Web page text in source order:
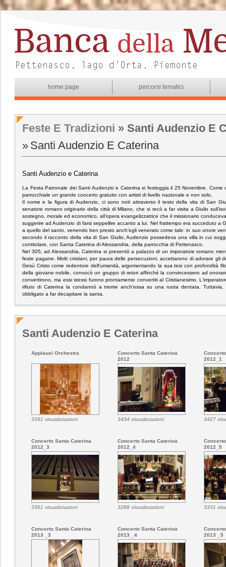
home page percorsi tematici
Feste E Tradizioni » Santi Audenzio E
Santi Audenzio E Caterina
Santi Audenzio e Caterina
La Festa Patronale dei Santi Audenzio e Caterina si festeggia il 25 Novembre.
parrocchiale un grande concerto gratuito con artisti di livello nazionale e non solo.
Il nome e la figura di Audenzio, ci sono noti attraverso il testo della vita di San
senatore romano originario della città di Milano, che si recò a far visita a Giulio
sostegno, morale ed economico, all’opera evangelizzatrice che il missionario
suggerire ad Audenzio di farsi seppellire accanto a lui. Nel frattempo era succeduto a
a quello del santo, venendo ben presto anch’egli venerato come tale: in suo onore
secondo il racconto della vita di San Giulio, Audenzio possedeva una villa in cui
contitolare, con Santa Caterina di Alessandria, della parrocchia di Pettenasco.
Nel 305, ad Alessandria, Caterina si presentò a palazzo di un imperatore romano
feste pagane. Molti cristiani, per paura delle persecuzioni, accettarono di adorare gli
Gesù Cristo come redentore dell'umanità, argomentando la sua tesi con profondità
della giovane nobile, convocò un gruppo di retori affinché la convincessero ad
convertirono, ma essi stessi furono prontamente convertiti al Cristianesimo.
rifiuto di Caterina la condannò a morire anch'essa su una ruota dentata.
obbligato a far decapitare la santa.
Santi Audenzio E Caterina
Applausi Orchestra
3391 visualizzazioni
Concerto Santa Caterina
2012
3434 visualizzazioni
2012_1
3427
Concerto Santa Caterina
2012_3
3361 visualizzazioni
Concerto Santa Caterina
2012_4
3288 visualizzazioni
2012_5
3331
Concerto Santa Caterina
2013 _3
Concerto Santa Caterina
2013 _4
2013 _5